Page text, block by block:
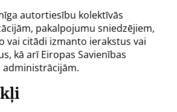
autortiesību kolektīvās
pakalpojumu sniedzējiem,
vai citādi izmanto ierakstus vai
kā arī Eiropas Savienības